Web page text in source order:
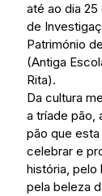
até ao dia
de
Património
(Antiga
Rita).
Da cultura
a tríade pão,
pão que
celebrar e
história, pelo
pela beleza